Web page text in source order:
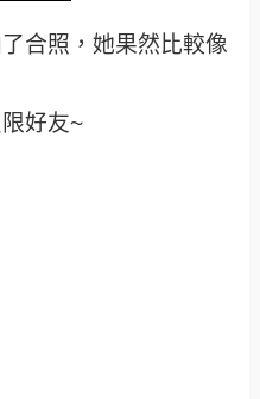
合照，她果然比較像
好友~